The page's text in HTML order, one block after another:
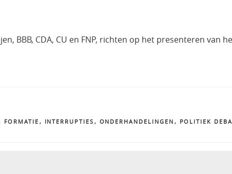
BBB, CDA, CU en FNP, richten op het presenteren van
FORMATIE , INTERRUPTIES , ONDERHANDELINGEN , POLITIEK